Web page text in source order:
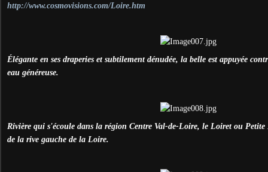
http://www.cosmovisions.com/Loire.htm
Élégante en ses draperies et subtilement dénudée, la belle est appuyée
eau généreuse.
Rivière qui s'écoule dans la région Centre Val-de-Loire, le Loiret ou
de la rive gauche de la Loire.